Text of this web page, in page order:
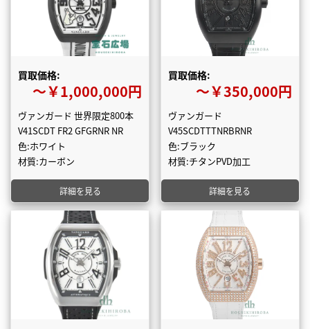
買取価格:
〜￥1,000,000円
ヴァンガード 世界限定800本
V41SCDT FR2 GFGRNR NR
色:ホワイト
材質:カーボン
詳細を見る
買取価格:
〜￥350,000円
ヴァンガード
V45SCDTTTNRBRNR
色:ブラック
材質:チタンPVD加工
詳細を見る